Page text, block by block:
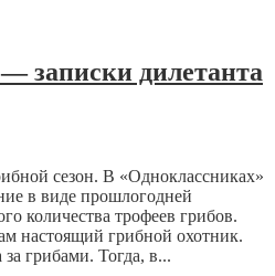
записки дилетанта
сезон. В «Одноклассниках»
в виде прошлогодней
количества трофеев грибов.
настоящий грибной охотник.
грибами. Тогда, в...